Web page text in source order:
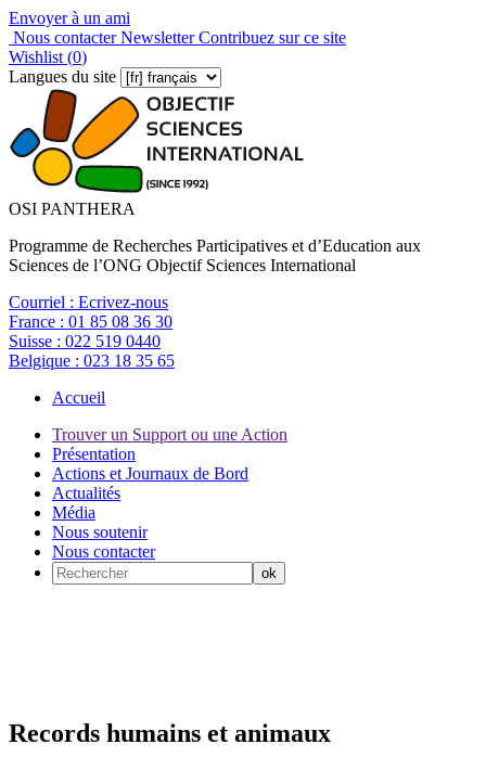
Envoyer à un ami
Nous contacterNewsletterContribuez sur ce site
Wishlist (0)
Langues du site
OSI PANTHERA
Programme de Recherches Participatives et d’Education aux
Sciences de l’ONG Objectif Sciences International
Courriel : Ecrivez-nous
France : 01 85 08 36 30
Suisse : 022 519 0440
Belgique : 023 18 35 65
Accueil
Trouver un Support ou une Action
Présentation
Actions et Journaux de Bord
Actualités
Média
Nous soutenir
Nous contacter
Records humains et animaux